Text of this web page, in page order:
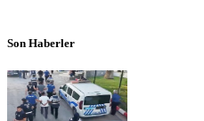
Son Haberler